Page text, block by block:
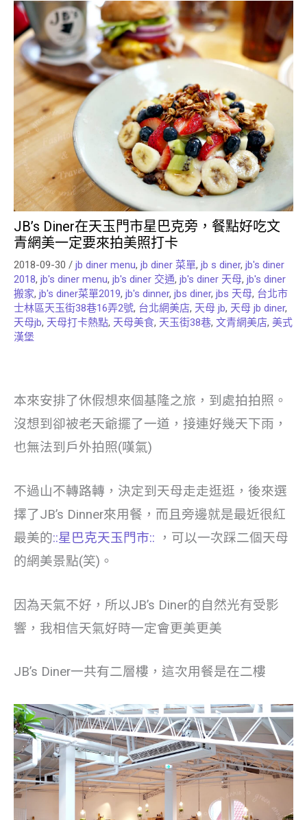
JB’s Diner在天玉門市星巴克旁，餐點好吃文
青網美一定要來拍美照打卡
2018-09-30 / jb diner menu, jb diner 菜單, jb s diner, jb's diner
2018, jb's diner menu, jb's diner 交通, jb's diner 天母, jb's diner
搬家, jb's diner菜單2019, jb's dinner, jbs diner, jbs 天母, 台北市
士林區天玉街38巷16弄2號, 台北網美店, 天母 jb, 天母 jb diner,
天母jb, 天母打卡熱點, 天母美食, 天玉街38巷, 文青網美店, 美式
漢堡
本來安排了休假想來個基隆之旅，到處拍拍照。
沒想到卻被老天爺擺了一道，接連好幾天下雨，
也無法到戶外拍照(嘆氣)
不過山不轉路轉，決定到天母走走逛逛，後來選
擇了JB’s Dinner來用餐，而且旁邊就是最近很紅
最美的::星巴克天玉門市:: ，可以一次踩二個天母
的網美景點(笑)。
因為天氣不好，所以JB’s Diner的自然光有受影
響，我相信天氣好時一定會更美更美
JB’s Diner一共有二層樓，這次用餐是在二樓